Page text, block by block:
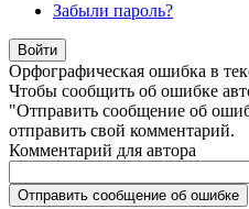
Забыли пароль?
Орфографическая ошибка в
Чтобы сообщить об ошибке
"Отправить сообщение об
отправить свой комментарий.
Комментарий для автора